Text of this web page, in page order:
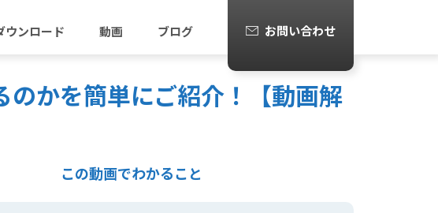
ウンロード 動画 ブログ お問い合わせ
かを簡単にご紹介！【動画解
この動画でわかること